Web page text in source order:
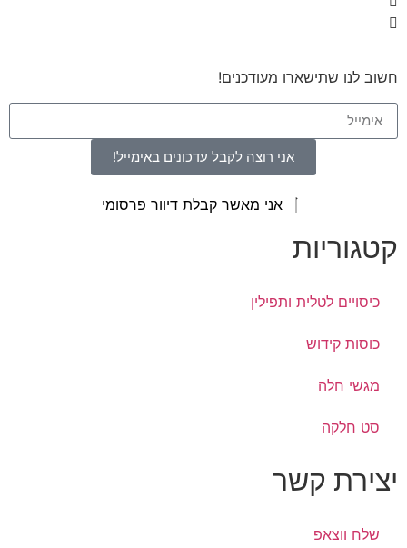
חשוב לנו שתישארו מעודכנים!
אני רוצה לקבל עדכונים באימייל!
אני מאשר קבלת דיוור פרסומי
קטגוריות
כיסויים לטלית ותפילין
כוסות קידוש
מגשי חלה
סט חלקה
יצירת קשר
שלח ווצאפ